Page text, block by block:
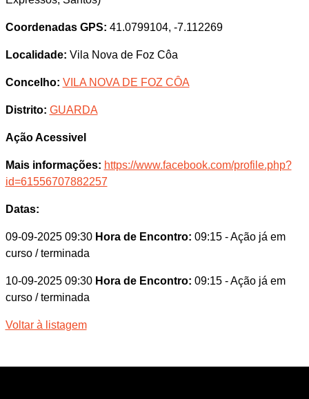
Coordenadas GPS: 41.0799104, -7.112269
Localidade: Vila Nova de Foz Côa
Concelho: VILA NOVA DE FOZ CÔA
Distrito: GUARDA
Ação Acessivel
Mais informações: https://www.facebook.com/profile.php?
id=61556707882257
Datas:
09-09-2025 09:30 Hora de Encontro: 09:15 - Ação já em
curso / terminada
10-09-2025 09:30 Hora de Encontro: 09:15 - Ação já em
curso / terminada
Voltar à listagem